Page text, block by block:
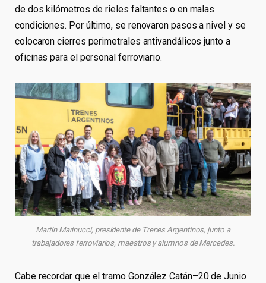
de dos kilómetros de rieles faltantes o en malas
condiciones. Por último, se renovaron pasos a nivel y se
colocaron cierres perimetrales antivandálicos junto a
oficinas para el personal ferroviario.
Martín Marinucci, presidente de Trenes Argentinos, junto a
trabajadores ferroviarios, maestros y alumnos de Mercedes.
Cabe recordar que el tramo González Catán–20 de Junio